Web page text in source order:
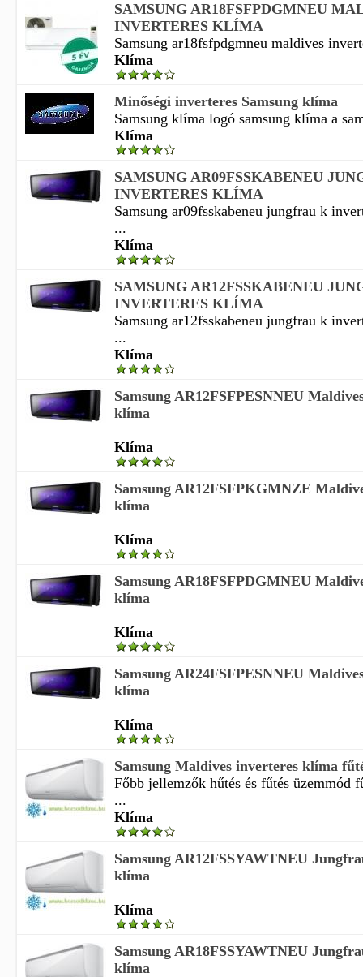
SAMSUNG AR18FSFPDGMNEU
INVERTERES KLÍMA
Samsung ar18fsfpdgmneu maldives
Klíma
Minőségi inverteres Samsung klíma
Samsung klíma logó samsung klíma a
Klíma
SAMSUNG AR09FSSKABENEU
INVERTERES KLÍMA
Samsung ar09fsskabeneu jungfrau k
...
Klíma
SAMSUNG AR12FSSKABENEU
INVERTERES KLÍMA
Samsung ar12fsskabeneu jungfrau k
...
Klíma
Samsung AR12FSFPESNNEU
klíma
Klíma
Samsung AR12FSFPKGMNZE
klíma
Klíma
Samsung AR18FSFPDGMNEU
klíma
Klíma
Samsung AR24FSFPESNNEU
klíma
Klíma
Samsung Maldives inverteres klíma
Főbb jellemzők hűtés és fűtés üzemmód
...
Klíma
Samsung AR12FSSYAWTNEU
klíma
Klíma
Samsung AR18FSSYAWTNEU
klíma